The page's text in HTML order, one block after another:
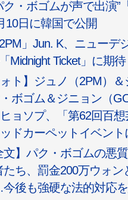
ク・ボゴムが声で出演”
10日に韓国で公開
2PM」Jun. K、ニューデ
Midnight Ticket」に期待
ォト】ジュノ（2PM）
ボゴム＆ジニョン（
ョソプ、「第62回百想
ドカーペットイベント
文】パク・ボゴムの悪
たち、罰金200万ウォン
後も強硬な法的対応